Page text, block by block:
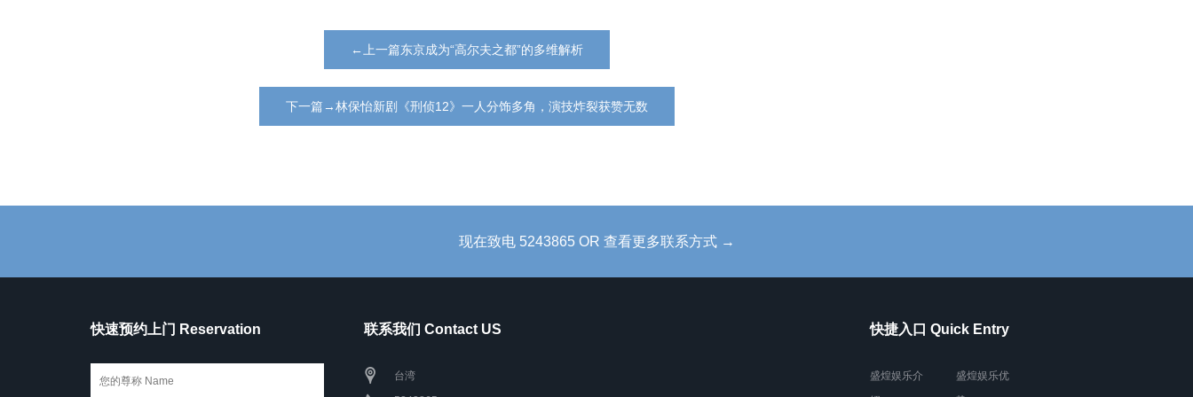
←上一篇东京成为“高尔夫之都”的多维解析
下一篇→‌林保怡新剧《刑侦12》一人分饰多角，演技炸裂获赞无数‌
现在致电 5243865 OR 查看更多联系方式 →
快速预约上门 Reservation 联系我们 Contact US
台湾
快捷入口 Quick Entry
盛煌娱乐介
盛煌娱乐优